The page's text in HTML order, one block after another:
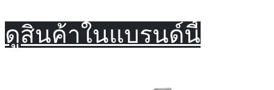
ดูสินค้าในแบรนด์นี้